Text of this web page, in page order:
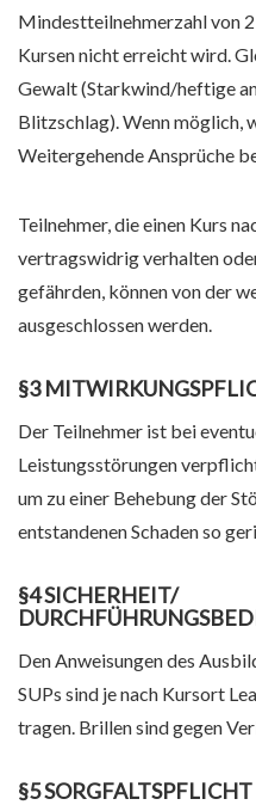
Mindestteilnehmerzahl von 2
Kursen nicht erreicht wird.
Gewalt (Starkwind/heftige
Blitzschlag). Wenn möglich,
Weitergehende Ansprüche
Teilnehmer, die einen Kurs
vertragswidrig verhalten
gefährden, können von der
ausgeschlossen werden.
§3
Der Teilnehmer ist bei
Leistungsstörungen
um zu einer Behebung der
entstandenen Schaden so
§4 SICHERHEIT/
Den Anweisungen des
SUPs sind je nach Kursort
tragen. Brillen sind gegen
§5 SORGFALTSPFLICHT